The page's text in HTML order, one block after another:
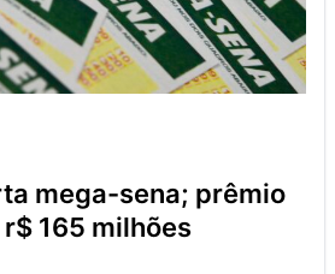
165 milhões